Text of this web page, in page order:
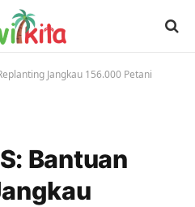
Jangkau 156.000 Petani
Bantuan